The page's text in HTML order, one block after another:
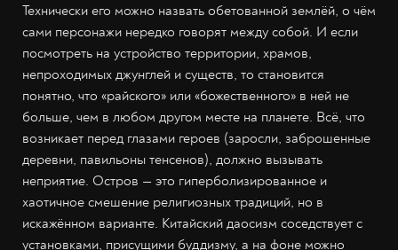
Технически его можно назвать обетованной землёй, о чём
сами персонажи нередко говорят между собой. И если
посмотреть на устройство территории, храмов,
непроходимых джунглей и существ, то становится
понятно, что «райского» или «божественного» в ней не
больше, чем в любом другом месте на планете. Всё, что
возникает перед глазами героев (заросли, заброшенные
деревни, павильоны тенсенов), должно вызывать
неприятие. Остров — это гиперболизированное и
хаотичное смешение религиозных традиций, но в
искажённом варианте. Китайский даосизм соседствует с
установками, присущими буддизму, а на фоне можно